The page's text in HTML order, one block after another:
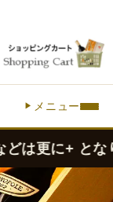
メニュー
に+ となります